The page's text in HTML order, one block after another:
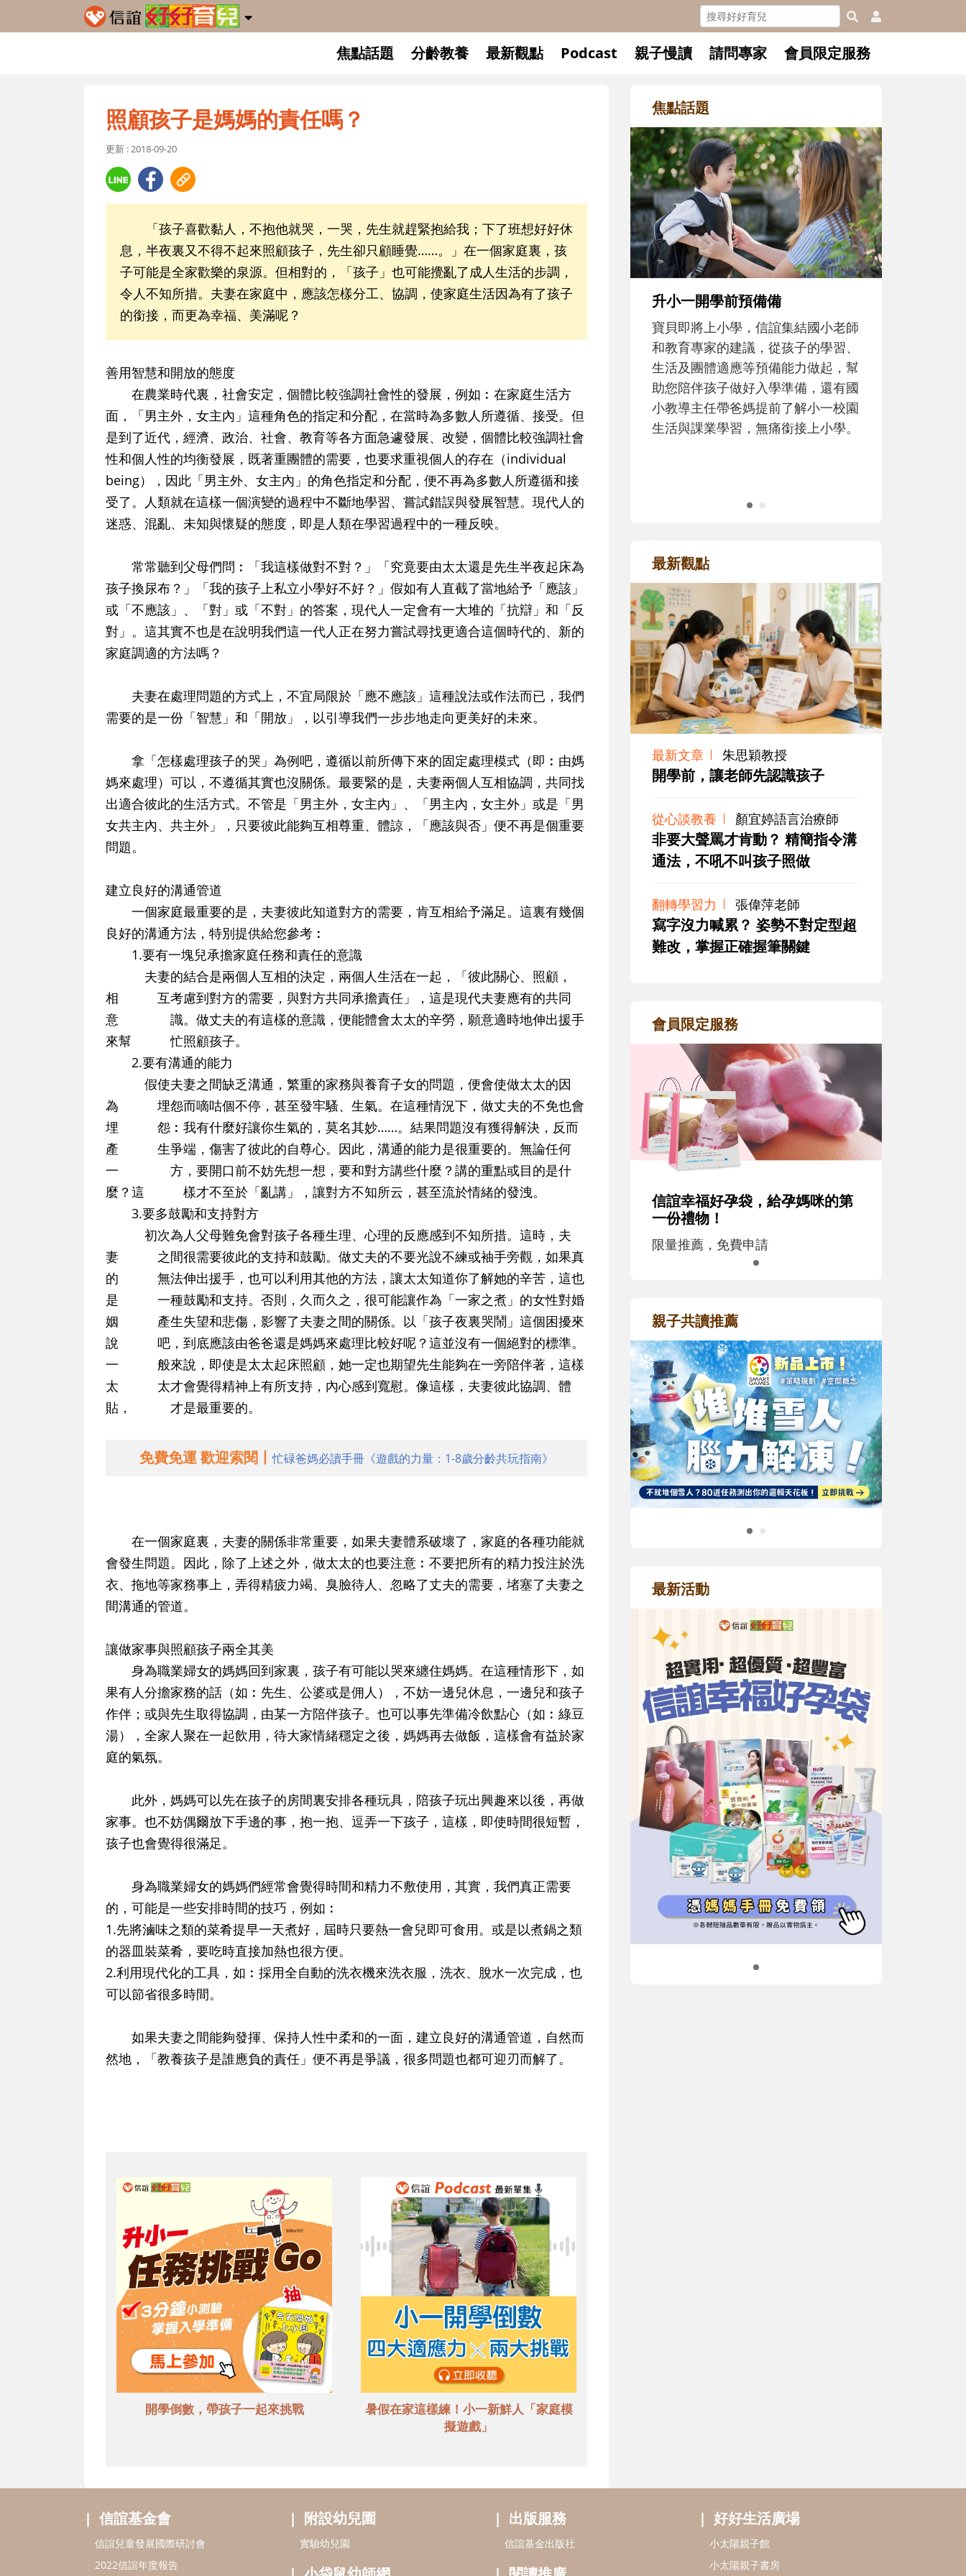
焦點話題 分齡教養 最新觀點 Podcast 親子慢讀 請問專家 會員限定服務
照顧孩子是媽媽的責任嗎？
更新 : 2018-09-20
「孩子喜歡黏人，不抱他就哭，一哭，先生就趕緊抱給我；下了班想好好休
息，半夜裏又不得不起來照顧孩子，先生卻只顧睡覺……。」在一個家庭裏，孩
子可能是全家歡樂的泉源。但相對的，「孩子」也可能攪亂了成人生活的步調，
令人不知所措。夫妻在家庭中，應該怎樣分工、協調，使家庭生活因為有了孩子
的銜接，而更為幸福、美滿呢？
善用智慧和開放的態度
在農業時代裏，社會安定，個體比較強調社會性的發展，例如︰在家庭生活方
面，「男主外，女主內」這種角色的指定和分配，在當時為多數人所遵循、接受。但
是到了近代，經濟、政治、社會、教育等各方面急遽發展、改變，個體比較強調社會
性和個人性的均衡發展，既著重團體的需要，也要求重視個人的存在（individual
being），因此「男主外、女主內」的角色指定和分配，便不再為多數人所遵循和接
受了。人類就在這樣一個演變的過程中不斷地學習、嘗試錯誤與發展智慧。現代人的
迷惑、混亂、未知與懷疑的態度，即是人類在學習過程中的一種反映。
常常聽到父母們問︰「我這樣做對不對？」「究竟要由太太還是先生半夜起床為
孩子換尿布？」「我的孩子上私立小學好不好？」假如有人直截了當地給予「應該」
或「不應該」、「對」或「不對」的答案，現代人一定會有一大堆的「抗辯」和「反
對」。這其實不也是在說明我們這一代人正在努力嘗試尋找更適合這個時代的、新的
家庭調適的方法嗎？
夫妻在處理問題的方式上，不宜局限於「應不應該」這種說法或作法而已，我們
需要的是一份「智慧」和「開放」，以引導我們一步步地走向更美好的未來。
拿「怎樣處理孩子的哭」為例吧，遵循以前所傳下來的固定處理模式（即︰由媽
媽來處理）可以，不遵循其實也沒關係。最要緊的是，夫妻兩個人互相協調，共同找
出適合彼此的生活方式。不管是「男主外，女主內」、「男主內，女主外」或是「男
女共主內、共主外」，只要彼此能夠互相尊重、體諒，「應該與否」便不再是個重要
問題。
建立良好的溝通管道
一個家庭最重要的是，夫妻彼此知道對方的需要，肯互相給予滿足。這裏有幾個
良好的溝通方法，特別提供給您參考︰
1.要有一塊兒承擔家庭任務和責任的意識
夫妻的結合是兩個人互相的決定，兩個人生活在一起，「彼此關心、照顧，
相 互考慮到對方的需要，與對方共同承擔責任」，這是現代夫妻應有的共同
意 識。做丈夫的有這樣的意識，便能體會太太的辛勞，願意適時地伸出援手
來幫 忙照顧孩子。
2.要有溝通的能力
假使夫妻之間缺乏溝通，繁重的家務與養育子女的問題，便會使做太太的因
為 埋怨而嘀咕個不停，甚至發牢騷、生氣。在這種情況下，做丈夫的不免也會
埋 怨︰我有什麼好讓你生氣的，莫名其妙……。結果問題沒有獲得解決，反而
產 生爭端，傷害了彼此的自尊心。因此，溝通的能力是很重要的。無論任何
一 方，要開口前不妨先想一想，要和對方講些什麼？講的重點或目的是什
麼？這 樣才不至於「亂講」，讓對方不知所云，甚至流於情緒的發洩。
3.要多鼓勵和支持對方
初次為人父母難免會對孩子各種生理、心理的反應感到不知所措。這時，夫
妻 之間很需要彼此的支持和鼓勵。做丈夫的不要光說不練或袖手旁觀，如果真
的 無法伸出援手，也可以利用其他的方法，讓太太知道你了解她的辛苦，這也
是 一種鼓勵和支持。否則，久而久之，很可能讓作為「一家之煮」的女性對婚
姻 產生失望和悲傷，影響了夫妻之間的關係。以「孩子夜裏哭鬧」這個困擾來
說 吧，到底應該由爸爸還是媽媽來處理比較好呢？這並沒有一個絕對的標準。
一 般來說，即使是太太起床照顧，她一定也期望先生能夠在一旁陪伴著，這樣
太 太才會覺得精神上有所支持，內心感到寬慰。像這樣，夫妻彼此協調、體
貼， 才是最重要的。
免費免運 歡迎索閱丨忙碌爸媽必讀手冊《遊戲的力量：1-8歲分齡共玩指南》
在一個家庭裏，夫妻的關係非常重要，如果夫妻體系破壞了，家庭的各種功能就
會發生問題。因此，除了上述之外，做太太的也要注意︰不要把所有的精力投注於洗
衣、拖地等家務事上，弄得精疲力竭、臭臉待人、忽略了丈夫的需要，堵塞了夫妻之
間溝通的管道。
讓做家事與照顧孩子兩全其美
身為職業婦女的媽媽回到家裏，孩子有可能以哭來纏住媽媽。在這種情形下，如
果有人分擔家務的話（如︰先生、公婆或是佣人），不妨一邊兒休息，一邊兒和孩子
作伴；或與先生取得協調，由某一方陪伴孩子。也可以事先準備冷飲點心（如︰綠豆
湯），全家人聚在一起飲用，待大家情緒穩定之後，媽媽再去做飯，這樣會有益於家
庭的氣氛。
此外，媽媽可以先在孩子的房間裏安排各種玩具，陪孩子玩出興趣來以後，再做
家事。也不妨偶爾放下手邊的事，抱一抱、逗弄一下孩子，這樣，即使時間很短暫，
孩子也會覺得很滿足。
身為職業婦女的媽媽們經常會覺得時間和精力不敷使用，其實，我們真正需要
的，可能是一些安排時間的技巧，例如︰
1.先將滷味之類的菜肴提早一天煮好，屆時只要熱一會兒即可食用。或是以煮鍋之類
的器皿裝菜肴，要吃時直接加熱也很方便。
2.利用現代化的工具，如︰採用全自動的洗衣機來洗衣服，洗衣、脫水一次完成，也
可以節省很多時間。
如果夫妻之間能夠發揮、保持人性中柔和的一面，建立良好的溝通管道，自然而
然地，「教養孩子是誰應負的責任」便不再是爭議，很多問題也都可迎刃而解了。
開學倒數，帶孩子一起來挑戰
暑假在家這樣練！小一新鮮人「家庭模
擬遊戲」
焦點話題
升小一開學前預備備
助您陪伴孩子做好入學準備，還有國
小教導主任帶爸媽提前了解小一校園
生活與課業學習，無痛銜接上小學。
和孩子一起長大的那個男人│讀
懂父親的不同模樣
沒有人天生就擅長當爸爸！男人總是
在一次次「前所未有」的體驗中，跟
著孩子一起長大。從給予安全感的肢
體遊戲，到獨立自主、角色認同及解
決問題的能力養成。爸爸正嘗試用不
同的模樣，參與孩子每個重要的成長
歷程。
最新觀點
最新文章 朱思穎教授
開學前，讓老師先認識孩子
從心談教養 顏宜婷語言治療師
非要大聲罵才肯動？ 精簡指令溝
通法，不吼不叫孩子照做
翻轉學習力 張偉萍老師
寫字沒力喊累？ 姿勢不對定型超
難改，掌握正確握筆關鍵
會員限定服務
信誼幸福好孕袋，給孕媽咪的第
一份禮物！
限量推薦，免費申請
親子共讀推薦
最新活動
信誼基金會
信誼兒童發展國際研討會
2022信誼年度報告
附設幼兒園
實驗幼兒園
出版服務
信誼基金出版社
好好生活廣場
小太陽親子館
小太陽親子書房